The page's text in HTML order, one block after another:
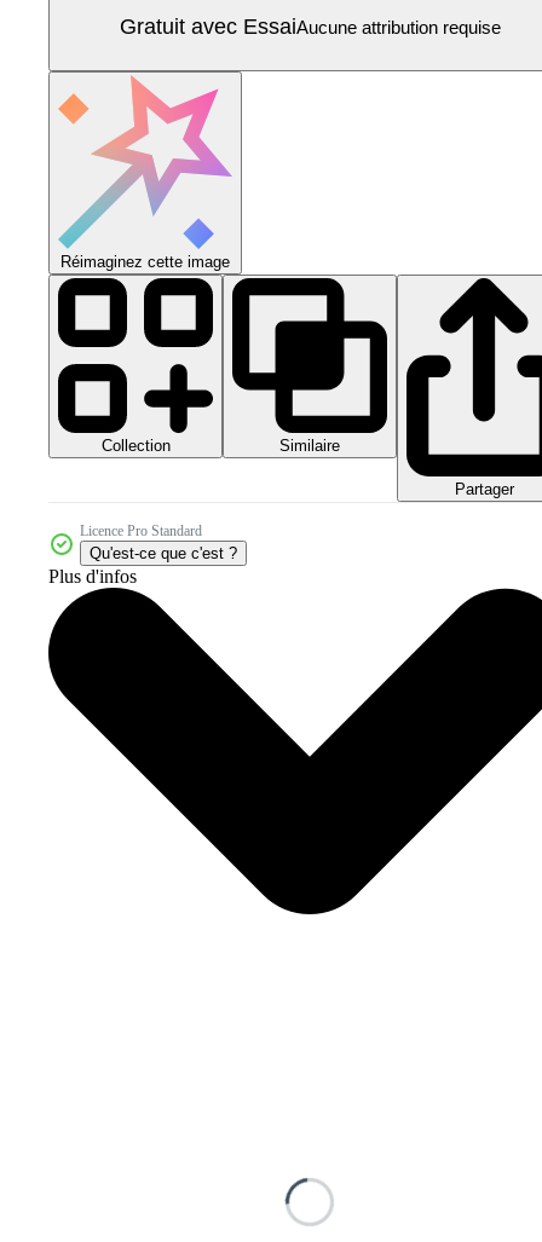
Gratuit avec EssaiAucune attribution requise
Réimaginez cette image
Collection Similaire
Partager
Licence Pro Standard
Qu'est-ce que c'est ?
Plus d'infos